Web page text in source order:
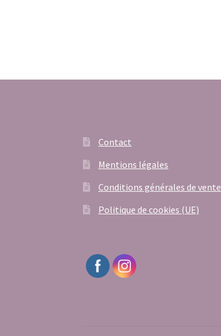
Contact
Mentions légales
Conditions générales de vente
Politique de cookies (UE)